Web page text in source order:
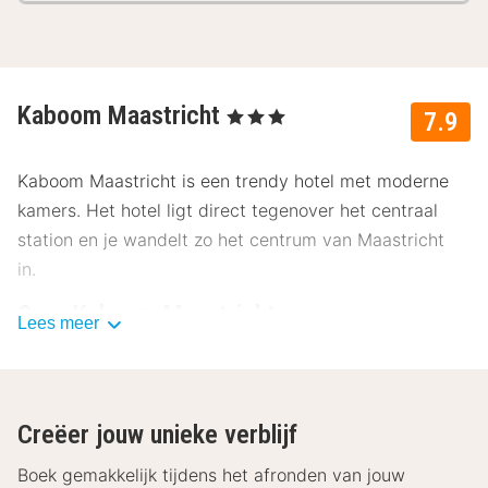
7.9
Kaboom Maastricht , 3 Sterren
Kaboom Maastricht is een trendy hotel met moderne
kamers. Het hotel ligt direct tegenover het centraal
station en je wandelt zo het centrum van Maastricht
in.
Over Kaboom Maastricht
binnenstad!
Lees meer
Creëer jouw unieke verblijf
Boek gemakkelijk tijdens het afronden van jouw